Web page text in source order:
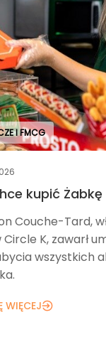
I FMCG
kupić Żabkę
Couche-Tard,
K, zawarł
wszystkich
WIĘCEJ